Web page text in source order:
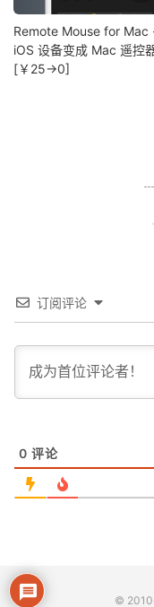
Remote Mouse for Mac
iOS 设备变成 Mac 遥控
[￥25→0]
订阅评论
0 评论
©